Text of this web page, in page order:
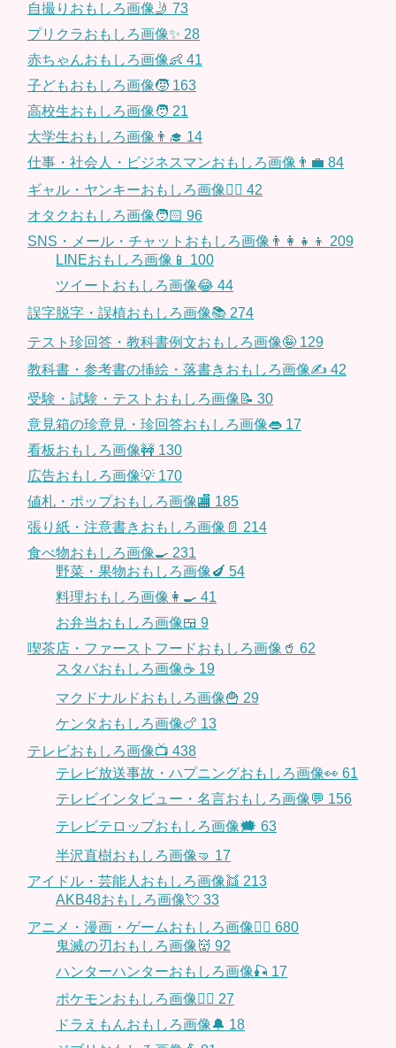
自撮りおもしろ画像🤳 73
プリクラおもしろ画像✨ 28
赤ちゃんおもしろ画像👶 41
子どもおもしろ画像🧒 163
高校生おもしろ画像🧑 21
大学生おもしろ画像👨‍🎓 14
仕事・社会人・ビジネスマンおもしろ画像👨‍💼 84
ギャル・ヤンキーおもしろ画像👱‍♀️ 42
オタクおもしろ画像🧑🏻 96
SNS・メール・チャットおもしろ画像👨‍👩‍👧‍👦 209
LINEおもしろ画像📱 100
ツイートおもしろ画像😂 44
誤字脱字・誤植おもしろ画像📚 274
テスト珍回答・教科書例文おもしろ画像🤪 129
教科書・参考書の挿絵・落書きおもしろ画像✍️ 42
受験・試験・テストおもしろ画像📝 30
意見箱の珍意見・珍回答おもしろ画像👄 17
看板おもしろ画像🚧 130
広告おもしろ画像💡 170
値札・ポップおもしろ画像🏬 185
張り紙・注意書きおもしろ画像📄 214
食べ物おもしろ画像🍳 231
野菜・果物おもしろ画像🍆 54
料理おもしろ画像👩‍🍳 41
お弁当おもしろ画像🍱 9
喫茶店・ファーストフードおもしろ画像🥤 62
スタバおもしろ画像☕️ 19
マクドナルドおもしろ画像🍟 29
ケンタおもしろ画像🍗 13
テレビおもしろ画像📺 438
テレビ放送事故・ハプニングおもしろ画像👀 61
テレビインタビュー・名言おもしろ画像💬 156
テレビテロップおもしろ画像🗯 63
半沢直樹おもしろ画像🤜 17
アイドル・芸能人おもしろ画像👯 213
AKB48おもしろ画像💘 33
アニメ・漫画・ゲームおもしろ画像🧚‍♀️ 680
鬼滅の刃おもしろ画像👹 92
ハンターハンターおもしろ画像🎣 17
ポケモンおもしろ画像🤹‍♂️ 27
ドラえもんおもしろ画像🔔 18